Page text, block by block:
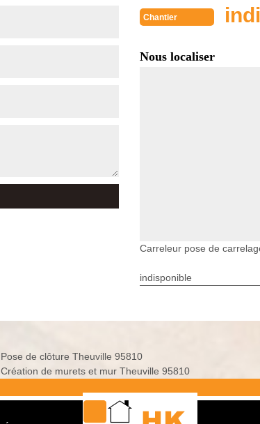
Chantier
Nous localiser
Carreleur pose de
indisponible
Pose de clôture Theuville 95810
Création de murets et mur Theuville 95810